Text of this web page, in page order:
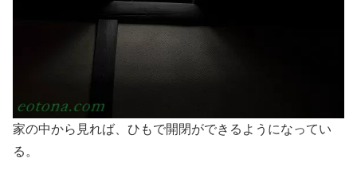
家の中から見れば、ひもで開閉ができるようになってい
る。